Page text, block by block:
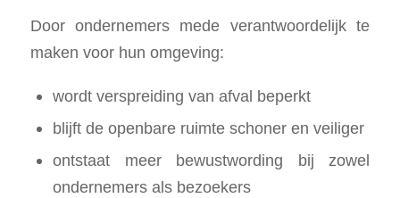
Door ondernemers mede verantwoordelijk te
maken voor hun omgeving:
wordt verspreiding van afval beperkt
blijft de openbare ruimte schoner en veiliger
ontstaat meer bewustwording bij zowel
ondernemers als bezoekers